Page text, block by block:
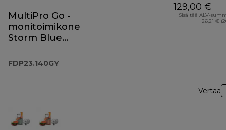
MultiPro Go -
monitoimikone
Storm Blue
FDP23.140GY
129,00 €
Sisältää ALV-
26,21 €
Vertaa